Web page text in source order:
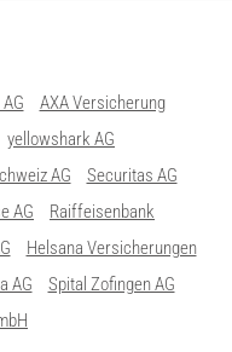
AXA Versicherung
yellowshark AG
AG
Securitas AG
AG
Raiffeisenbank
Helsana Versicherungen
AG
Spital Zofingen AG